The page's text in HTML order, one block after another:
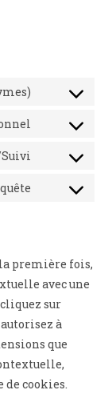
Consent
elementor
Consent
wordpress
Consent
Consent
divers
première fois,
avec une
sur
à
que
cookies.